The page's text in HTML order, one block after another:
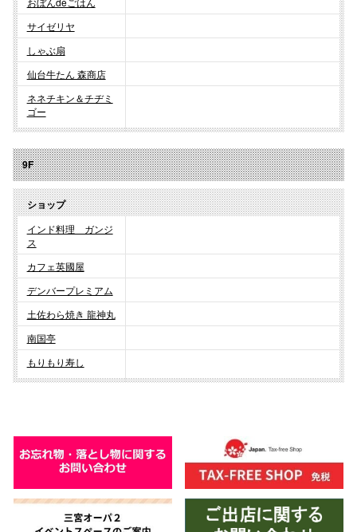
サイゼリヤ
しゃぶ扇
仙台牛たん 森商店
ネネチキン＆チヂミ
ゴー
9F
ショップ
インド料理 ガンジ
ス
カフェ英國屋
デンバープレミアム
土佐わら焼き 龍神丸
南国亭
もりもり寿し